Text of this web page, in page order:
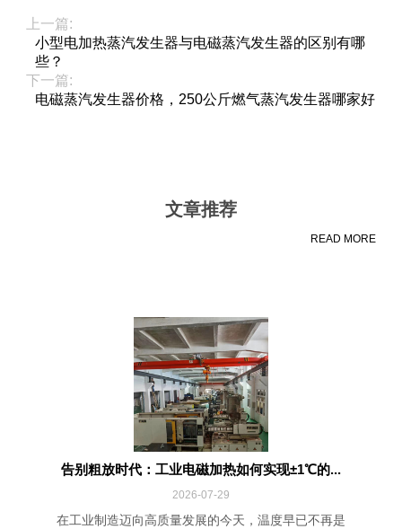
上一篇:
小型电加热蒸汽发生器与电磁蒸汽发生器的区别有哪
些？
下一篇:
电磁蒸汽发生器价格，250公斤燃气蒸汽发生器哪家好
文章推荐
READ MORE
告别粗放时代：工业电磁加热如何实现±1℃的...
2026-07-29
在工业制造迈向高质量发展的今天，温度早已不再是